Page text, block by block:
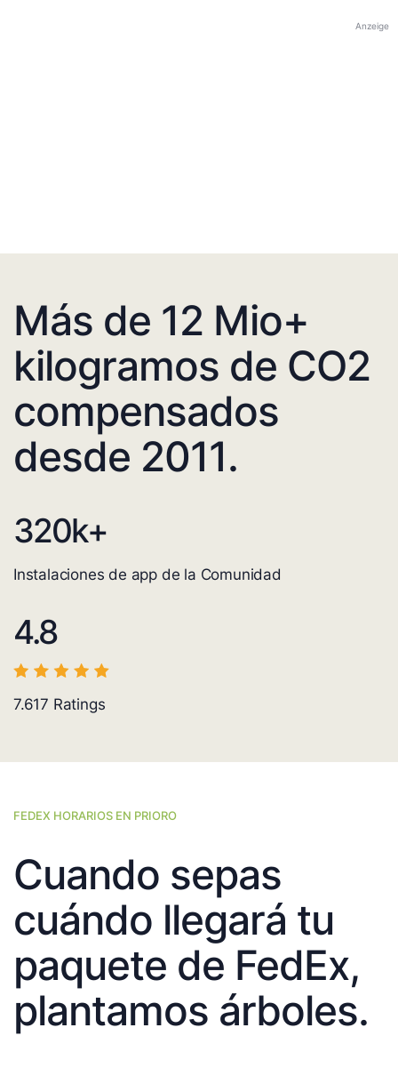
Anzeige
Más de 12 Mio+
kilogramos de CO2
compensados
desde 2011.
320k+
Instalaciones de app de la Comunidad
4.8
7.617 Ratings
FEDEX HORARIOS EN PRIORO
Cuando sepas
cuándo llegará tu
paquete de FedEx,
plantamos árboles.